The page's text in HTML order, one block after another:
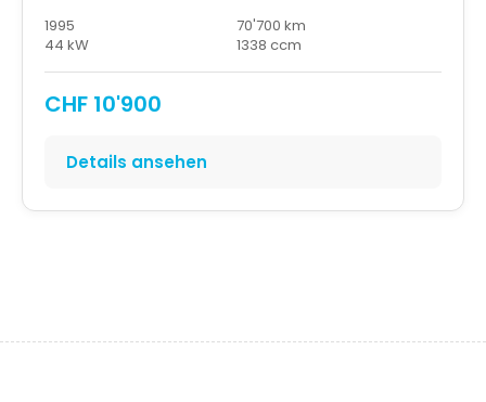
1995
70'700 km
44 kW
1338 ccm
CHF 10'900
Details ansehen